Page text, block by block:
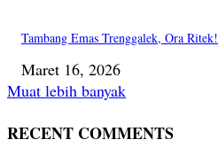
Tambang Emas Trenggalek, Ora Ritek!
Maret 16, 2026
Muat lebih banyak
RECENT COMMENTS